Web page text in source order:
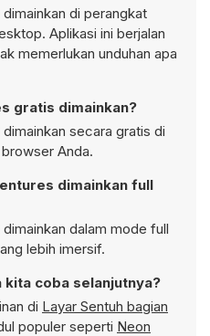
di perangkat
Aplikasi ini berjalan
memerlukan unduhan apa
gratis dimainkan?
secara gratis di
Anda.
dimainkan full
dalam mode full
lebih imersif.
kita coba selanjutnya?
di Layar Sentuh bagian
populer seperti Neon